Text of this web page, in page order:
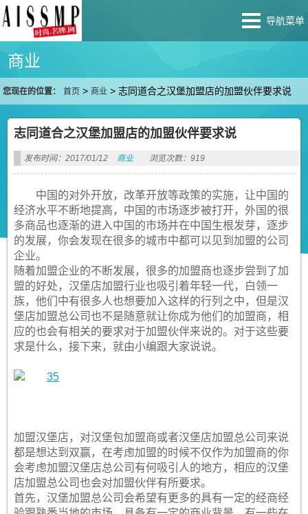
导航菜单
商业
您现在的位置： 首页 >商业 >志同道合之汉堡加盟店的加盟伙伴要求说
志同道合之汉堡加盟店的加盟伙伴要求说
发布时间：2017/01/12 商业 浏览次数：919
中国的对外开放，改革开放等政策的实施，让中国的
经济水平不断地提高，中国的市场逐步被打开，外国的很
多商品也逐渐的进入中国的市场并在中国生根发芽，逐步
的发展，你会发现在很多的城市中都可以见到加盟的公司
企业。
随着加盟企业的不断发展，很多的加盟商也逐步尝到了加
盟的好处，汉堡店加盟行业也吸引着年轻一代，白领一
族，他们中有很多人也想要加入这样的行列之中，但是汉
堡店加盟总公司也不是随意就让你成为他们的加盟商，相
应的也会有相关的要求对于加盟伙伴来说的。对于这些要
求是什么，接下来，就由小编跟大家说说。
加盟汉堡店，对汉堡包加盟商或者汉堡店加盟总公司来说
都是想达到双赢，在考虑加盟的时候不仅作为加盟商的你
会考虑加盟汉堡店总公司有何吸引人的地方，相应的汉堡
店加盟总公司也会对加盟伙伴有所要求。
首先，汉堡加盟总公司会希望有更多的具有一定的经商经